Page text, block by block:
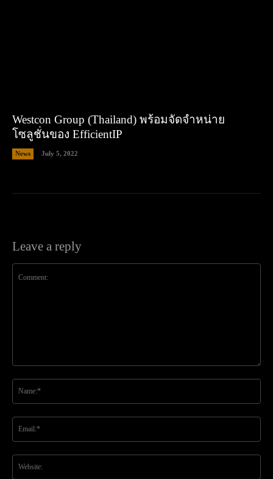
Westcon Group (Thailand) พร้อมจัดจำหน่าย
โซลูชั่นของ EfficientIP
News July 5, 2022
Leave a reply